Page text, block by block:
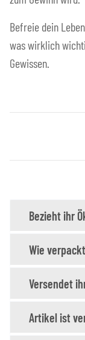
Befreie dein
was wirklich
Gewissen.
Bezieht ihr
Wie
Versendet
Artikel ist